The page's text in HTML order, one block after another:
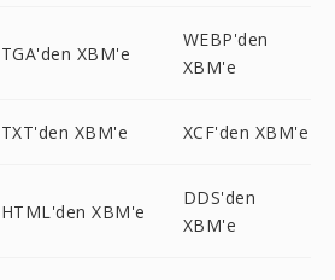
TGA'den XBM'e
WEBP'den
XBM'e
TXT'den XBM'e XCF'den XBM'e
HTML'den XBM'e
DDS'den
XBM'e